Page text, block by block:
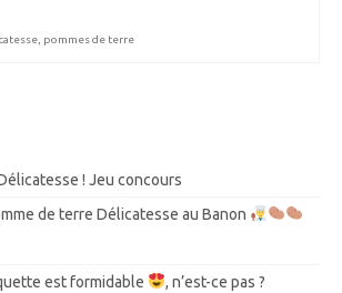
pommes de terre
! Jeu concours
de terre Délicatesse au Banon
est formidable
, n’est-ce pas ?